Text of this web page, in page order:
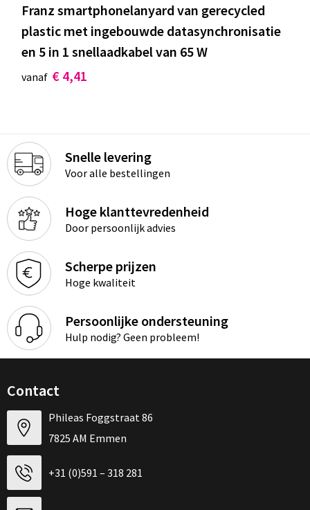
Franz smartphonelanyard van gerecycled
plastic met ingebouwde datasynchronisatie
en 5 in 1 snellaadkabel van 65 W
vanaf € 4,41
Snelle levering
Voor alle bestellingen
Hoge klanttevredenheid
Door persoonlijk advies
Scherpe prijzen
Hoge kwaliteit
Persoonlijke ondersteuning
Hulp nodig? Geen probleem!
Contact
Phileas Foggstraat 86
7825 AM Emmen
+31 (0)591 – 318 281